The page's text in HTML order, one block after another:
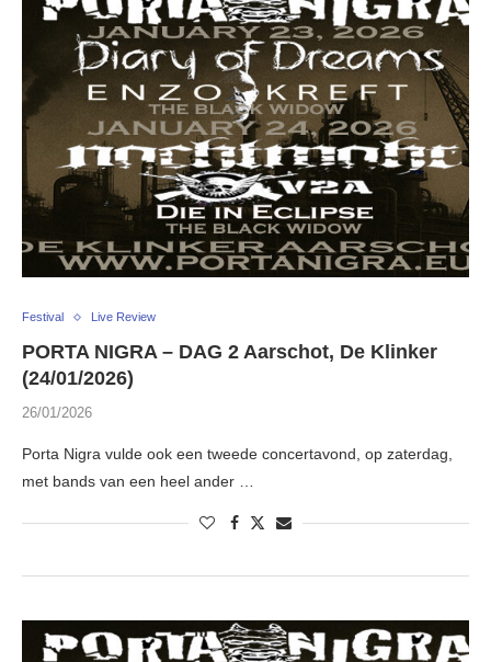
Festival Live Review
PORTA NIGRA – DAG 2 Aarschot, De Klinker
(24/01/2026)
26/01/2026
Porta Nigra vulde ook een tweede concertavond, op zaterdag,
met bands van een heel ander …